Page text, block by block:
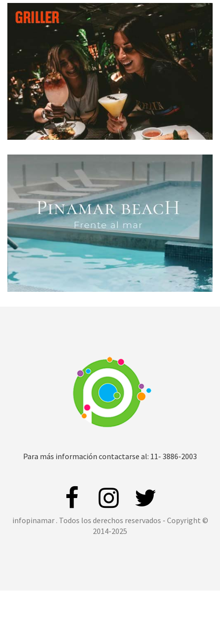
Para más información contactarse al: 11- 3886-2003
infopinamar . Todos los derechos reservados - Copyright ©
2014-2025